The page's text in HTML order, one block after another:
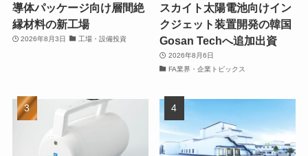
導体パッケージ向け層間絶
縁材料の新工場
2026年8月3日 工場・設備投資
スカイト太陽電池向けイン
クジェット装置開発の韓国
Gosan Techへ追加出資
2026年8月6日
FA業界・企業トピックス